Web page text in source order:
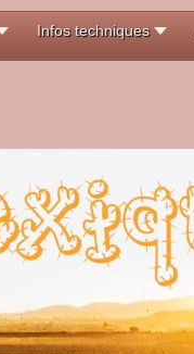
Infos techniques